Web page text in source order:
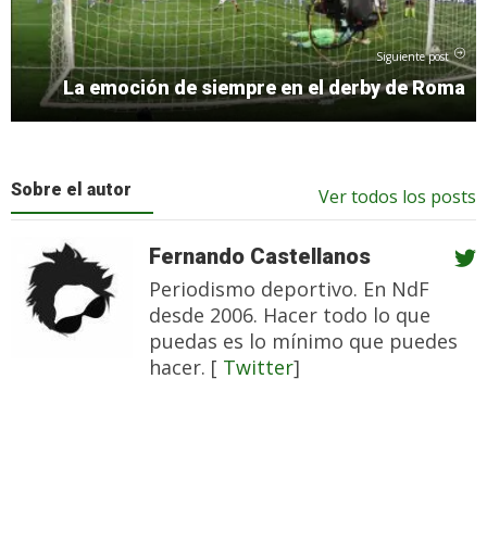
Siguiente post
La emoción de siempre en el derby de Roma
Sobre el autor Ver todos los posts
Fernando Castellanos
Periodismo deportivo. En NdF
desde 2006. Hacer todo lo que
puedas es lo mínimo que puedes
hacer. [ Twitter]